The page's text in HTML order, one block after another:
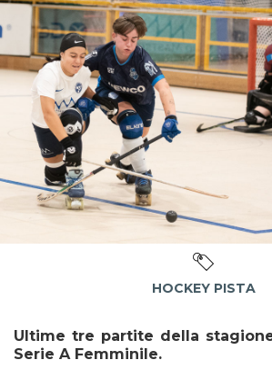
HOCKEY PISTA
Ultime tre partite della
Serie A Femminile.